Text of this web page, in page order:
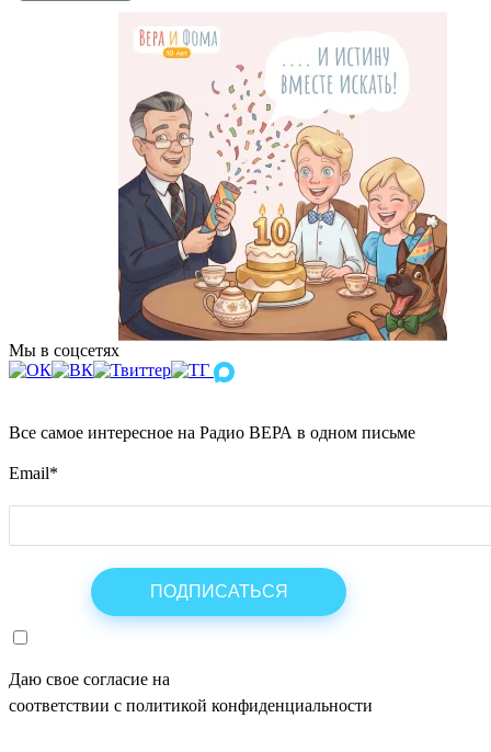
Мы в соцсетях
Все самое интересное на Радио ВЕРА в одном письме
Email*
Даю свое согласие на
соответствии с политикой конфиденциальности